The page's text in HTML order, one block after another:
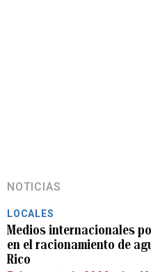
NOTICIAS
LOCALES
Medios internacionales
en el racionamiento de
Rico